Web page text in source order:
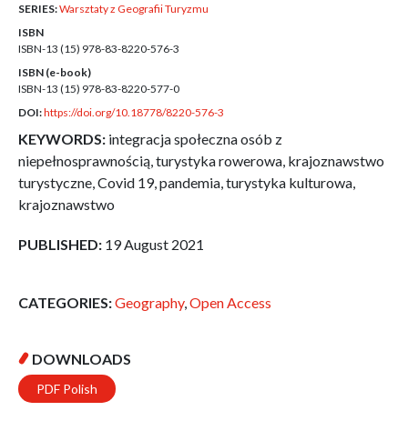
SERIES:Warsztaty z Geografii Turyzmu
ISBN
ISBN-13 (15) 978-83-8220-576-3
ISBN (e-book)
ISBN-13 (15) 978-83-8220-577-0
DOI:https://doi.org/10.18778/8220-576-3
KEYWORDS: integracja społeczna osób z
niepełnosprawnością, turystyka rowerowa, krajoznawstwo
turystyczne, Covid 19, pandemia, turystyka kulturowa,
krajoznawstwo
PUBLISHED: 19 August 2021
CATEGORIES:Geography, Open Access
DOWNLOADS
PDF Polish